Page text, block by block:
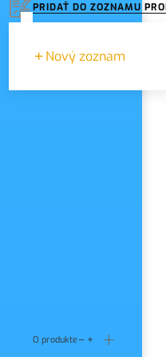
PRIDAŤ DO ZOZNAMU
Nový zoznam
Názov zoznamu
O produkte